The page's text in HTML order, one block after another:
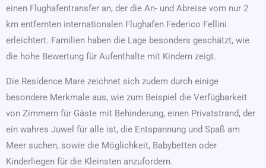
einen Flughafentransfer an, der die An- und Abreise vom nur 2
km entfernten internationalen Flughafen Federico Fellini
erleichtert. Familien haben die Lage besonders geschätzt, wie
die hohe Bewertung für Aufenthalte mit Kindern zeigt.
Die Residence Mare zeichnet sich zudem durch einige
besondere Merkmale aus, wie zum Beispiel die Verfügbarkeit
von Zimmern für Gäste mit Behinderung, einen Privatstrand, der
ein wahres Juwel für alle ist, die Entspannung und Spaß am
Meer suchen, sowie die Möglichkeit, Babybetten oder
Kinderliegen für die Kleinsten anzufordern.